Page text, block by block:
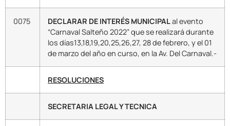
0075 DECLARAR DE INTERÉS MUNICIPALal evento
“Carnaval Salteño 2022” que se realizará durante
los días13,18,19,20,25,26,27, 28 de febrero, y el 01
de marzo del año en curso, en la Av. Del Carnaval.-
RESOLUCIONES
SECRETARIA LEGAL Y TECNICA